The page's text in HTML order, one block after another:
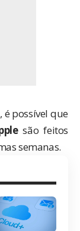
é possível que
são feitos
semanas.